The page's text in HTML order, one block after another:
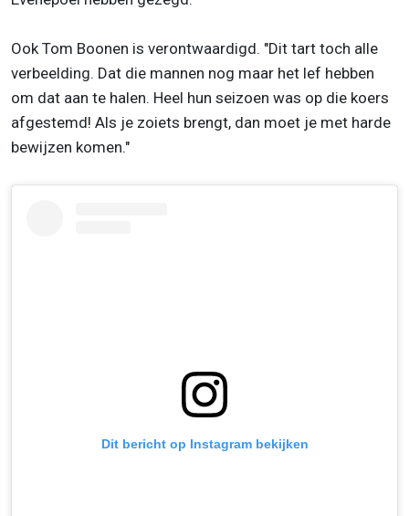
Ook Tom Boonen is verontwaardigd. "Dit tart toch alle
verbeelding. Dat die mannen nog maar het lef hebben
om dat aan te halen. Heel hun seizoen was op die koers
afgestemd! Als je zoiets brengt, dan moet je met harde
bewijzen komen."
Dit bericht op Instagram bekijken